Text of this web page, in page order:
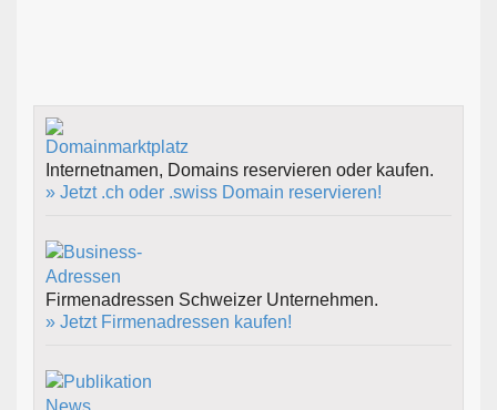
Internetnamen, Domains reservieren oder kaufen.
» Jetzt .ch oder .swiss Domain reservieren!
Firmenadressen Schweizer Unternehmen.
» Jetzt Firmenadressen kaufen!